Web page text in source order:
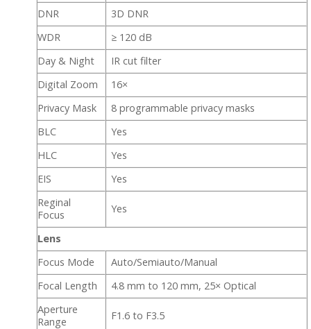
DNR
3D DNR
WDR
≥ 120 dB
Day & Night
IR cut filter
Digital Zoom
16×
Privacy Mask
8 programmable privacy masks
BLC
Yes
HLC
Yes
EIS
Yes
Reginal
Focus
Yes
Lens
Focus Mode
Auto/Semiauto/Manual
Focal Length
4.8 mm to 120 mm, 25× Optical
Aperture
Range
F1.6 to F3.5